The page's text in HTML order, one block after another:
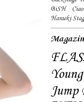
BiSH
Haraeki
Jump